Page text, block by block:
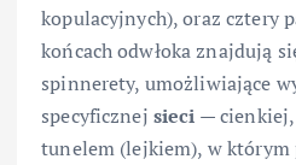
kopulacyjnych), oraz cztery
końcach odwłoka znajdują
spinnerety, umożliwiające
specyficznej sieci — cienkiej,
tunelem (lejkiem), w którym